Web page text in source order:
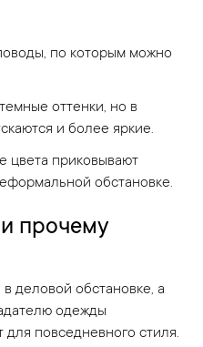
по которым можно
оттенки, но в
и более яркие.
цвета приковывают
обстановке.
прочему
деловой обстановке, а
одежды
повседневного стиля.